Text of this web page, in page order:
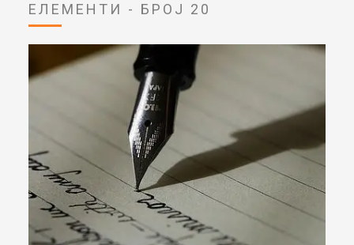
ЕЛЕМЕНТИ - БРОЈ 20